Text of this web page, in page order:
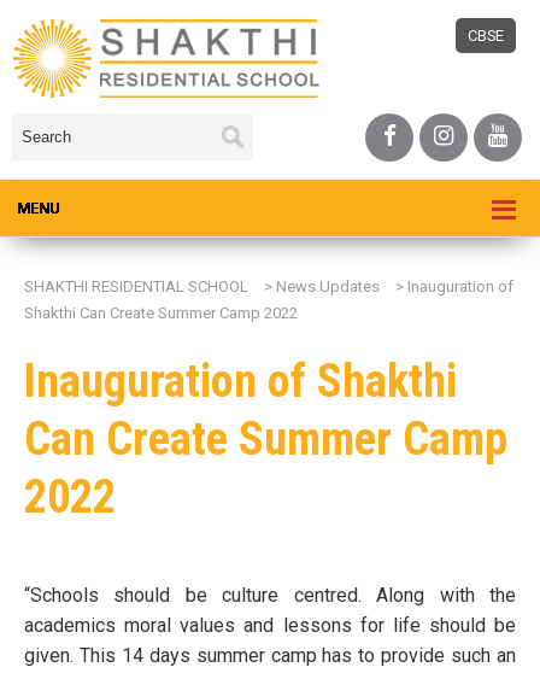
CBSE
SHAKTHI RESIDENTIAL SCHOOL > News Updates > Inauguration of
Shakthi Can Create Summer Camp 2022
Inauguration of Shakthi
Can Create Summer Camp
2022
“Schools should be culture centred. Along with the
academics moral values and lessons for life should be
given. This 14 days summer camp has to provide such an